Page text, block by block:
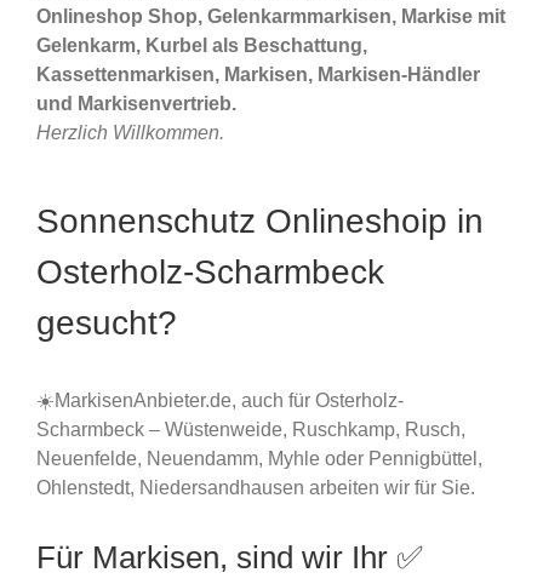
Onlineshop Shop, Gelenkarmmarkisen, Markise mit
Gelenkarm, Kurbel als Beschattung,
Kassettenmarkisen, Markisen, Markisen-Händler
und Markisenvertrieb.
Herzlich Willkommen.
Sonnenschutz Onlineshoip in
Osterholz-Scharmbeck
gesucht?
☀️MarkisenAnbieter.de, auch für Osterholz-
Scharmbeck – Wüstenweide, Ruschkamp, Rusch,
Neuenfelde, Neuendamm, Myhle oder Pennigbüttel,
Ohlenstedt, Niedersandhausen arbeiten wir für Sie.
Für Markisen, sind wir Ihr ✅